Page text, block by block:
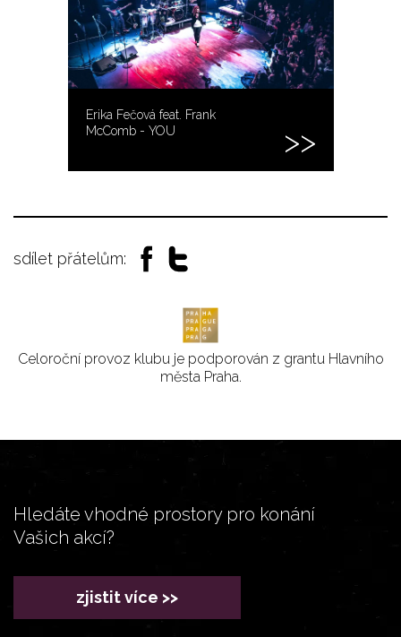
Erika Fečová feat. Frank
McComb - YOU
sdílet přátelům:
Celoroční provoz klubu je podporován z grantu Hlavního
města Praha.
Hledáte vhodné prostory pro konání
Vašich akcí?
zjistit více >>